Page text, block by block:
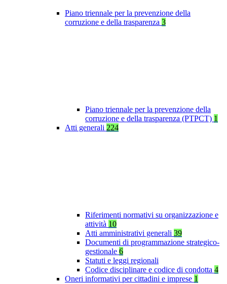
Piano triennale per la prevenzione della
corruzione e della trasparenza 3
Piano triennale per la prevenzione della
corruzione e della trasparenza (PTPCT) 1
Atti generali 224
Riferimenti normativi su organizzazione e
attività 10
Atti amministrativi generali 39
Documenti di programmazione strategico-
gestionale 6
Statuti e leggi regionali
Codice disciplinare e codice di condotta 4
Oneri informativi per cittadini e imprese 1